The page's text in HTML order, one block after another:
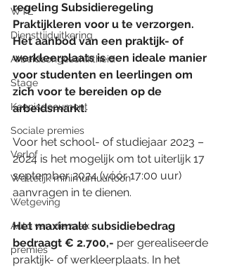
WTL
Diensttijduitkering
Arbeidsongeschiktheid
Stage
Kennisdocument
Sociale premies
Verlof
Wettelijk minimumuurloon
Wetgeving
Auto van de zaak
premies
regeling Subsidieregeling
Praktijkleren voor u te verzorgen.
Het aanbod van een praktijk- of
werkleerplaats is een ideale manier
voor studenten en leerlingen om
zich voor te bereiden op de
arbeidsmarkt.
Voor het school- of studiejaar 2023 –
2024 is het mogelijk om tot uiterlijk 17
september 2024 (vóór 17:00 uur)
aanvragen in te dienen.
Het maximale subsidiebedrag
bedraagt ​​€ 2.700,- per gerealiseerde
praktijk- of werkleerplaats. In het